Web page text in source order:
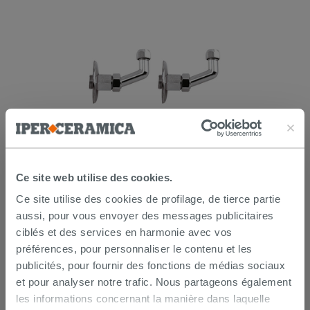
Ce site web utilise des cookies.
Ce site utilise des cookies de profilage, de tierce partie
aussi, pour vous envoyer des messages publicitaires
ciblés et des services en harmonie avec vos
préférences, pour personnaliser le contenu et les
publicités, pour fournir des fonctions de médias sociaux
et pour analyser notre trafic. Nous partageons également
les informations concernant la manière dans laquelle
Lot de 2 coudes sous lavabo 45° laiton
14,90 € /PC
AJOUTER AU PANIER